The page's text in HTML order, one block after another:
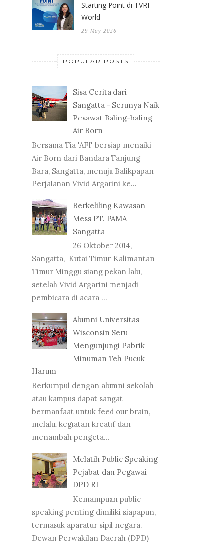
Starting Point di TVRI
World
29 May 2026
POPULAR POSTS
Sisa Cerita dari
Sangatta - Serunya Naik
Pesawat Baling-baling
Air Born
Bersama Tia 'AFI' bersiap menaiki
Air Born dari Bandara Tanjung
Bara, Sangatta, menuju Balikpapan
Perjalanan Vivid Argarini ke...
Berkeliling Kawasan
Mess PT. PAMA
Sangatta
26 Oktober 2014,
Sangatta, Kutai Timur, Kalimantan
Timur Minggu siang pekan lalu,
setelah Vivid Argarini menjadi
pembicara di acara ...
Alumni Universitas
Wisconsin Seru
Mengunjungi Pabrik
Minuman Teh Pucuk
Harum
Berkumpul dengan alumni sekolah
atau kampus dapat sangat
bermanfaat untuk feed our brain,
melalui kegiatan kreatif dan
menambah pengeta...
Melatih Public Speaking
Pejabat dan Pegawai
DPD RI
Kemampuan public
speaking penting dimiliki siapapun,
termasuk aparatur sipil negara.
Dewan Perwakilan Daerah (DPD)